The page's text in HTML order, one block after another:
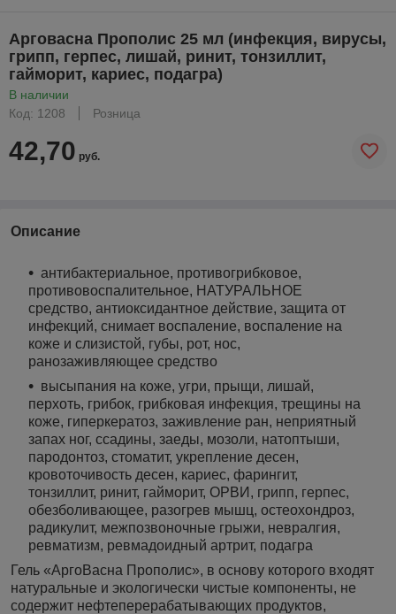
Арговасна Прополис 25 мл (инфекция, вирусы,
грипп, герпес, лишай, ринит, тонзиллит,
гайморит, кариес, подагра)
В наличии
Код: 1208
Розница
42,70 руб.
Описание
антибактериальное, противогрибковое,
противовоспалительное, НАТУРАЛЬНОЕ
средство, антиоксидантное действие, защита от
инфекций, снимает воспаление, воспаление на
коже и слизистой, губы, рот, нос,
ранозаживляющее средство
высыпания на коже, угри, прыщи, лишай,
перхоть, грибок, грибковая инфекция, трещины на
коже, гиперкератоз, заживление ран, неприятный
запах ног, ссадины, заеды, мозоли, натоптыши,
пародонтоз, стоматит, укрепление десен,
кровоточивость десен, кариес, фарингит,
тонзиллит, ринит, гайморит, ОРВИ, грипп, герпес,
обезболивающее, разогрев мышц, остеохондроз,
радикулит, межпозвоночные грыжи, невралгия,
ревматизм, ревмадоидный артрит, подагра
Гель «АргоВасна Прополис», в основу которого входят
натуральные и экологически чистые компоненты, не
содержит нефтеперерабатывающих продуктов,